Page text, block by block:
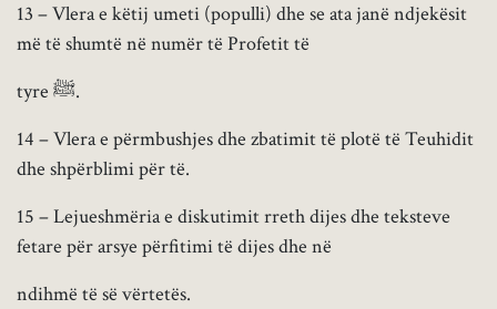
13 – Vlera e këtij umeti (populli) dhe se ata janë ndjekësit
më të shumtë në numër të Profetit të
tyre ﷺ.
14 – Vlera e përmbushjes dhe zbatimit të plotë të Teuhidit
dhe shpërblimi për të.
15 – Lejueshmëria e diskutimit rreth dijes dhe teksteve
fetare për arsye përfitimi të dijes dhe në
ndihmë të së vërtetës.